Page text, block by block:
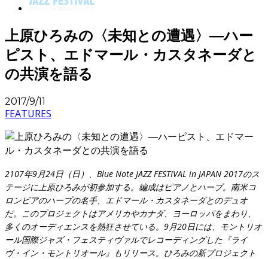
上原ひろみの〈未知との遭遇〉―ハー
ピスト、エドマール・カスタネーダと
の共演を語る
2017/9/11
FEATURES
2107年9月24日（日）、Blue Note JAZZ FESTIVAL in JAPAN 2017のス
テージに上原ひろみが初参加する。編成はピアノとハープ。南米コ
ロンビアのハープの名手、エドマール・カスタネーダとのデュオ
だ。このプロジェクトはアメリカやカナダ、ヨーロッパをまわり、
多くのオーディエンスを熱狂させている。9月20日には、モントリオ
ール国際ジャズ・フェスティヴァルでレコーディングした『ライ
ヴ・イン・モントリオール』もリリース。ひろみの新プロジェクト